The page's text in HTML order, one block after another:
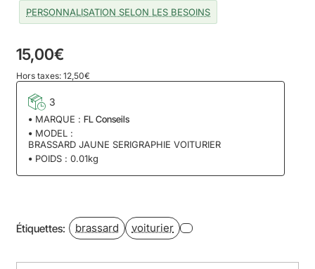
PERSONNALISATION SELON LES BESOINS
15,00€
Hors taxes: 12,50€
3
MARQUE : FL Conseils
MODEL :
BRASSARD JAUNE SERIGRAPHIE VOITURIER
POIDS : 0.01kg
Étiquettes: brassard voiturier